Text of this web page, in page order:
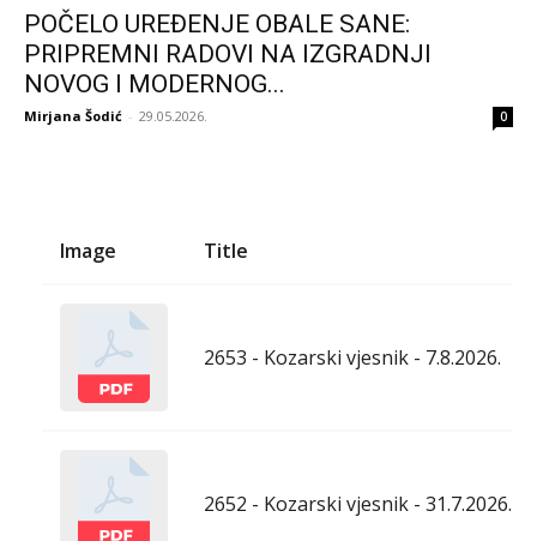
POČELO UREĐENJE OBALE SANE:
PRIPREMNI RADOVI NA IZGRADNJI
NOVOG I MODERNOG...
Mirjana Šodić - 29.05.2026. 0
Image Title
2653 - Kozarski vjesnik - 7.8.2026.
2652 - Kozarski vjesnik - 31.7.2026.